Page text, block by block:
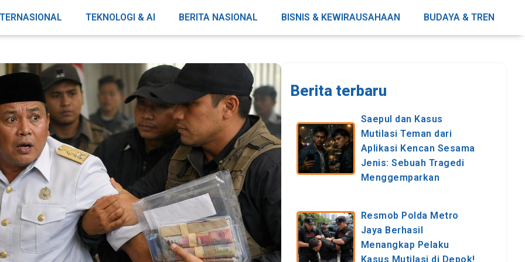
TEKNOLOGI & AI BERITA NASIONAL BISNIS & KEWIRAUSAHAAN BUDAYA & TREN
Berita terbaru
Saepul dan Kasus
Mutilasi Teman dari
Aplikasi Kencan Sesama
Jenis: Sebuah Tragedi
Menggemparkan
Resmob Polda Metro
Jaya Berhasil
Menangkap Pelaku
Kasus Mutilasi di Depok!